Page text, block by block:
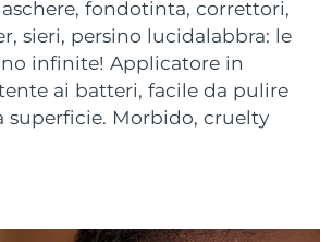
fondotinta, correttori,
sieri, persino lucidalabbra: le
infinite! Applicatore in
ai batteri, facile da pulire
superficie. Morbido, cruelty